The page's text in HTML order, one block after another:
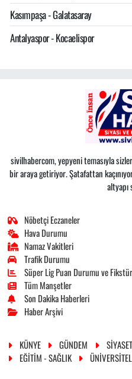
Kasımpaşa - Galatasaray
Antalyaspor - Kocaelispor
sivilhabercom, yepyeni temasıyla
bir araya getiriyor. Şatafattan
Nöbetçi Eczaneler
Hava Durumu
Namaz Vakitleri
Trafik Durumu
Süper Lig Puan Durumu ve Fikstür
Tüm Manşetler
Son Dakika Haberleri
Haber Arşivi
KÜNYE GÜNDEM SİYASET
EĞİTİM - SAĞLIK